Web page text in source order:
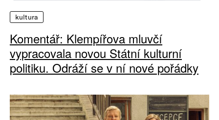
kultura
Komentář: Klempířova mluvčí
vypracovala novou Státní kulturní
politiku. Odráží se v ní nové pořádky